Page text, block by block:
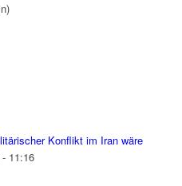
Konflikt im Iran wäre
11:16